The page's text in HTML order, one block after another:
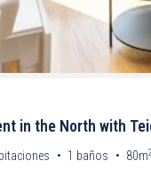
in the North with
1 baños 80m2